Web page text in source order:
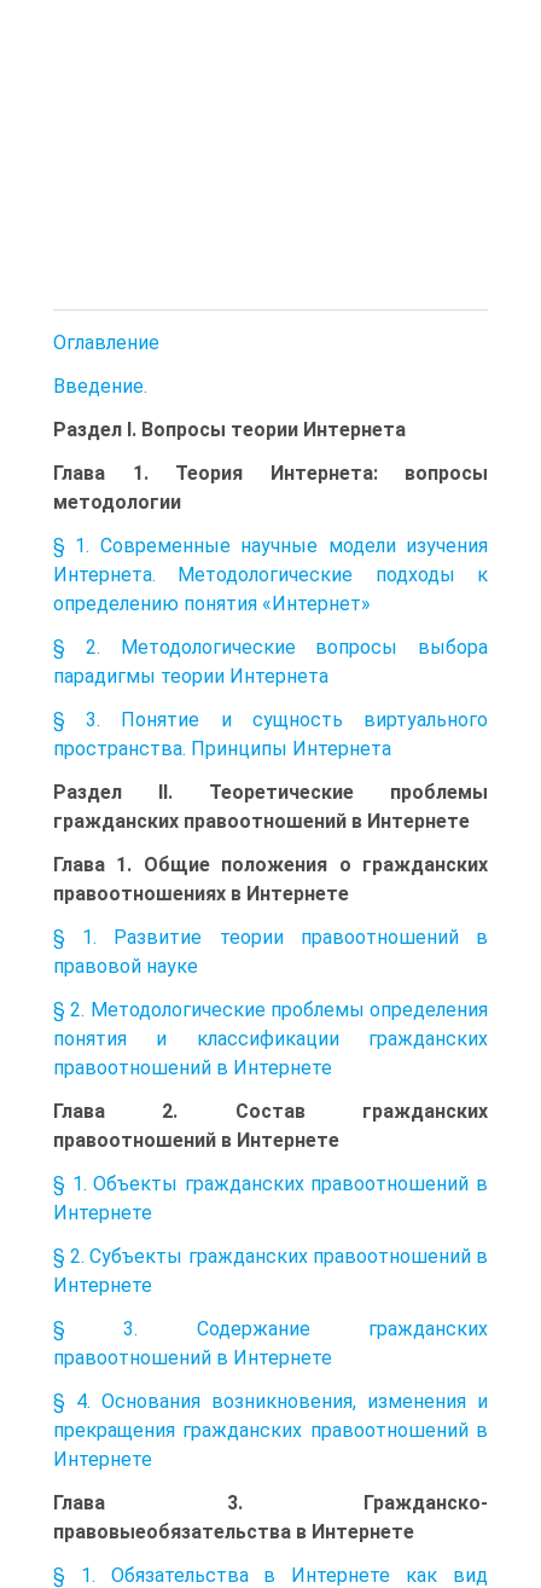
Оглавление
Введение.
Раздел I. Вопросы теории Интернета
Глава 1. Теория Интернета: вопросы
методологии
§ 1. Современные научные модели изучения
Интернета. Методологические подходы к
определению понятия «Интернет»
§ 2. Методологические вопросы выбора
парадигмы теории Интернета
§ 3. Понятие и сущность виртуального
пространства. Принципы Интернета
Раздел II. Теоретические проблемы
гражданских правоотношений в Интернете
Глава 1. Общие положения о гражданских
правоотношениях в Интернете
§ 1. Развитие теории правоотношений в
правовой науке
§ 2. Методологические проблемы определения
понятия и классификации гражданских
правоотношений в Интернете
Глава 2. Состав гражданских
правоотношений в Интернете
§ 1. Объекты гражданских правоотношений в
Интернете
§ 2. Субъекты гражданских правоотношений в
Интернете
§ 3. Содержание гражданских
правоотношений в Интернете
§ 4. Основания возникновения, изменения и
прекращения гражданских правоотношений в
Интернете
Глава 3. Гражданско-
правовыеобязательства в Интернете
§ 1. Обязательства в Интернете как вид